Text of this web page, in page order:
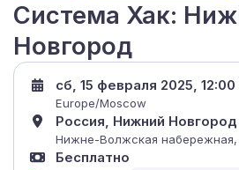
Система Хак:
Новгород
сб, 15 февраля 2025,
Europe/Moscow
Россия, Нижний Новгород
Нижне-Волжская набережная,
Бесплатно